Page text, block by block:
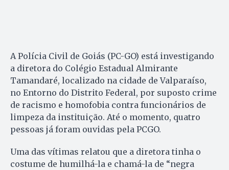
A Polícia Civil de Goiás (PC-GO) está investigando
a diretora do Colégio Estadual Almirante
Tamandaré, localizado na cidade de Valparaíso,
no Entorno do Distrito Federal, por suposto crime
de racismo e homofobia contra funcionários de
limpeza da instituição. Até o momento, quatro
pessoas já foram ouvidas pela PCGO.
Uma das vítimas relatou que a diretora tinha o
costume de humilhá-la e chamá-la de “negra